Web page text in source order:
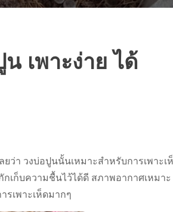
เพาะง่าย ได้
ว่า วงบ่อปูนนั้นเหมาะสำหรับการเพาะเ
เก็บความชื้นไว้ได้ดี สภาพอากาศเหมาะ
รเพาะเห็ดมากๆ